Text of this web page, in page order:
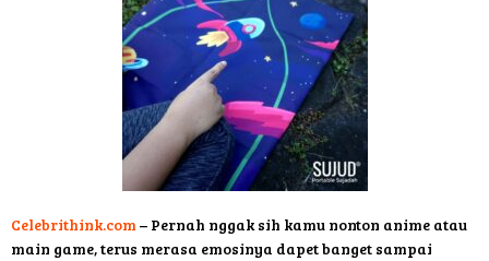
Celebrithink.com – Pernah nggak sih kamu nonton anime atau
main game, terus merasa emosinya dapet banget sampai